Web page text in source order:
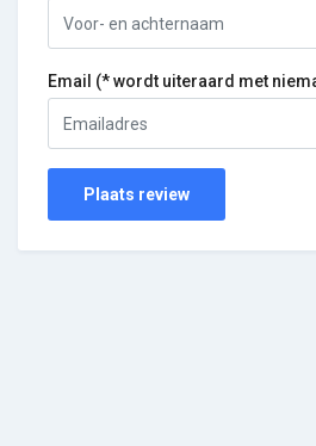
Email (* wordt uiteraard met
Plaats review